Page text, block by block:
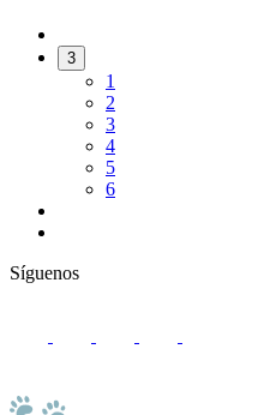
3
1
2
3
4
5
6
Síguenos